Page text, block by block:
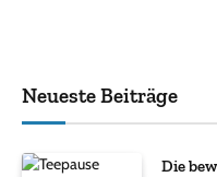
Neueste Beiträge
Die